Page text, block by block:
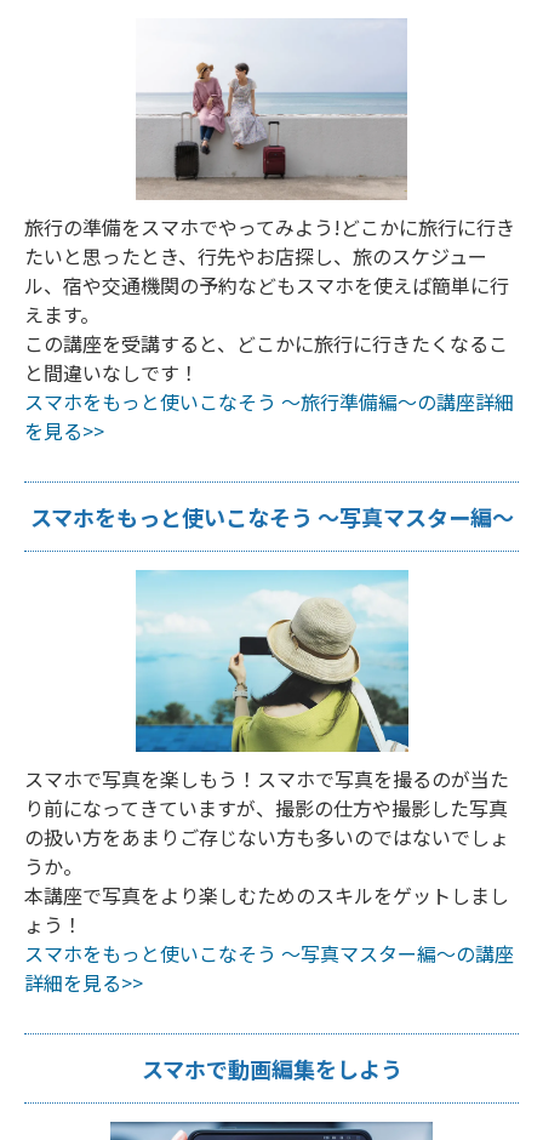
旅行の準備をスマホでやってみよう!どこかに旅行に行き
たいと思ったとき、行先やお店探し、旅のスケジュー
ル、宿や交通機関の予約などもスマホを使えば簡単に行
えます。
この講座を受講すると、どこかに旅行に行きたくなるこ
と間違いなしです！
スマホをもっと使いこなそう ～旅行準備編～の講座詳細
を見る>>
スマホをもっと使いこなそう ～写真マスター編～
スマホで写真を楽しもう！スマホで写真を撮るのが当た
り前になってきていますが、撮影の仕方や撮影した写真
の扱い方をあまりご存じない方も多いのではないでしょ
うか。
本講座で写真をより楽しむためのスキルをゲットしまし
ょう！
スマホをもっと使いこなそう ～写真マスター編～の講座
詳細を見る>>
スマホで動画編集をしよう